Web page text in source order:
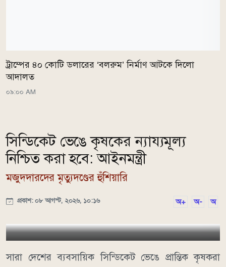
ট্রাম্পের ৪০ কোটি ডলারের ‘বলরুম’ নির্মাণ আটকে দিলো
আদালত
০৯:০০ AM
সিন্ডিকেট ভেঙে কৃষকের ন্যায্যমূল্য
নিশ্চিত করা হবে: আইনমন্ত্রী
মজুদদারদের মৃত্যুদণ্ডের হুঁশিয়ারি
প্রকাশ: ০৮ আগস্ট, ২০২৬, ১০:১৬ অ+ অ- অ
সারা দেশের ব্যবসায়িক সিন্ডিকেট ভেঙে প্রান্তিক কৃষকরা